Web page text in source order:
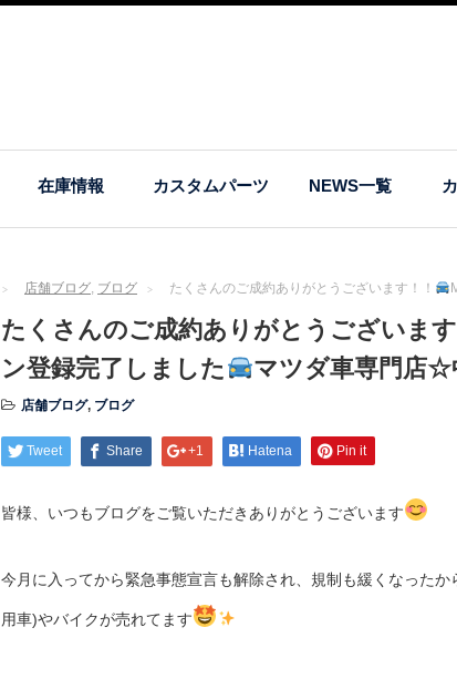
在庫情報 カスタムパーツ NEWS一覧
店舗ブログ, ブログ たくさんのご成約ありがとうございます！！
たくさんのご成約ありがとうございます
ン登録完了しました
マツダ車専門店☆
店舗ブログ, ブログ
Tweet Share +1 Hatena Pin it
皆様、いつもブログをご覧いただきありがとうございます
今月に入ってから緊急事態宣言も解除され、規制も緩くなった
用車)やバイクが売れてます